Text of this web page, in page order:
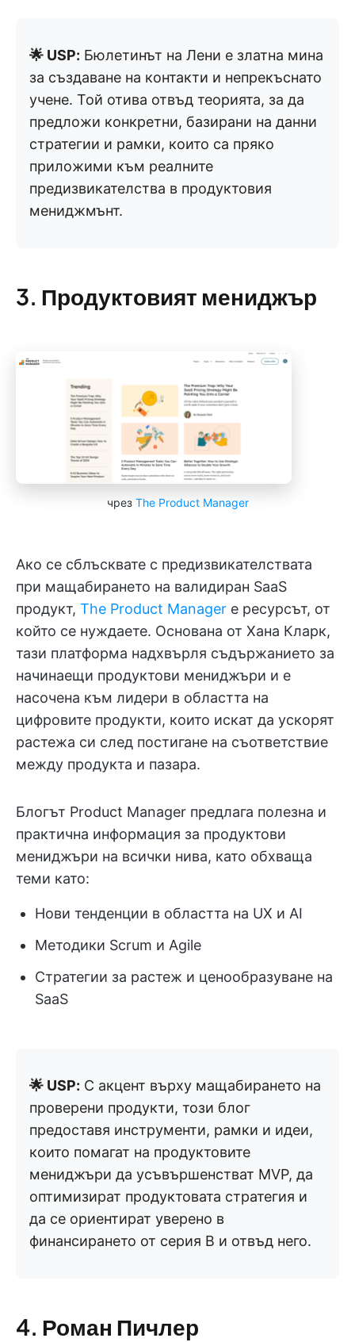
🌟 USP: Бюлетинът на Лени е златна мина
за създаване на контакти и непрекъснато
учене. Той отива отвъд теорията, за да
предложи конкретни, базирани на данни
стратегии и рамки, които са пряко
приложими към реалните
предизвикателства в продуктовия
мениджмънт.
3. Продуктовият мениджър
чрез The Product Manager
Ако се сблъсквате с предизвикателствата
при мащабирането на валидиран SaaS
продукт, The Product Manager е ресурсът, от
който се нуждаете. Основана от Хана Кларк,
тази платформа надхвърля съдържанието за
начинаещи продуктови мениджъри и е
насочена към лидери в областта на
цифровите продукти, които искат да ускорят
растежа си след постигане на съответствие
между продукта и пазара.
Блогът Product Manager предлага полезна и
практична информация за продуктови
мениджъри на всички нива, като обхваща
теми като:
Нови тенденции в областта на UX и AI
Методики Scrum и Agile
Стратегии за растеж и ценообразуване на
SaaS
🌟 USP: С акцент върху мащабирането на
проверени продукти, този блог
предоставя инструменти, рамки и идеи,
които помагат на продуктовите
мениджъри да усъвършенстват MVP, да
оптимизират продуктовата стратегия и
да се ориентират уверено в
финансирането от серия B и отвъд него.
4. Роман Пичлер